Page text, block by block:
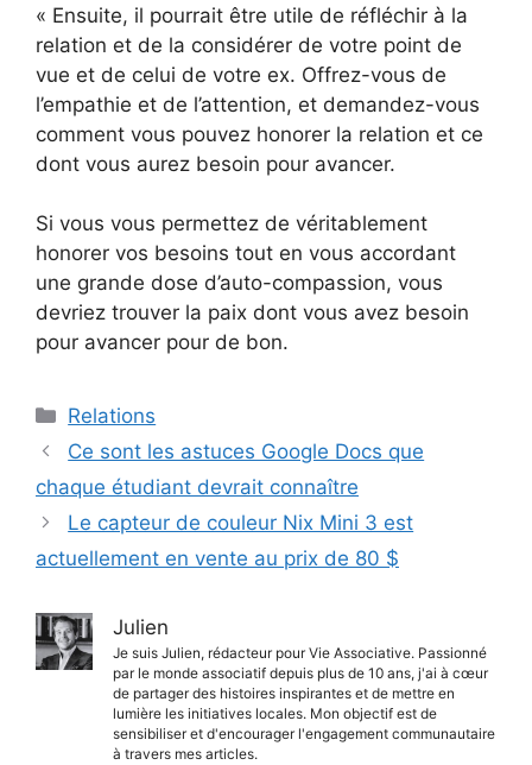
« Ensuite, il pourrait être utile de réfléchir à la
relation et de la considérer de votre point de
vue et de celui de votre ex. Offrez-vous de
l’empathie et de l’attention, et demandez-vous
comment vous pouvez honorer la relation et ce
dont vous aurez besoin pour avancer.
Si vous vous permettez de véritablement
honorer vos besoins tout en vous accordant
une grande dose d’auto-compassion, vous
devriez trouver la paix dont vous avez besoin
pour avancer pour de bon.
Catégories
Relations
Ce sont les astuces Google Docs que
chaque étudiant devrait connaître
Le capteur de couleur Nix Mini 3 est
actuellement en vente au prix de 80 $
Julien
Je suis Julien, rédacteur pour Vie Associative. Passionné
par le monde associatif depuis plus de 10 ans, j'ai à cœur
de partager des histoires inspirantes et de mettre en
lumière les initiatives locales. Mon objectif est de
sensibiliser et d'encourager l'engagement communautaire
à travers mes articles.